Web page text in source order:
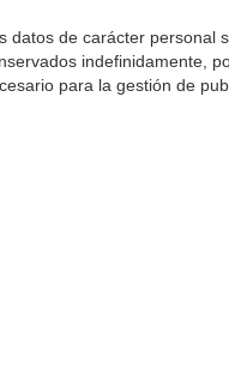
datos de carácter personal
indefinidamente,
para la gestión de